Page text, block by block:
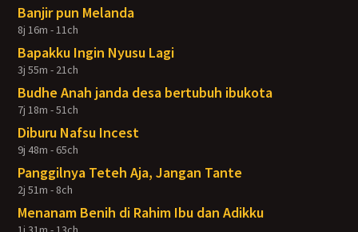
Banjir pun Melanda
8j 16m - 11ch
Bapakku Ingin Nyusu Lagi
3j 55m - 21ch
Budhe Anah janda desa bertubuh ibukota
7j 18m - 51ch
Diburu Nafsu Incest
9j 48m - 65ch
Panggilnya Teteh Aja, Jangan Tante
2j 51m - 8ch
Menanam Benih di Rahim Ibu dan Adikku